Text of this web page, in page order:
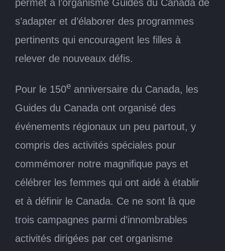
permet à l’organisme Guides du Canada de
s’adapter et d’élaborer des programmes
pertinents qui encouragent les filles à
relever de nouveaux défis.
Pour le 150e anniversaire du Canada, les
Guides du Canada ont organisé des
événements régionaux un peu partout, y
compris des activités spéciales pour
commémorer notre magnifique pays et
célébrer les femmes qui ont aidé à établir
et à définir le Canada. Ce ne sont là que
trois campagnes parmi d’innombrables
activités dirigées par cet organisme